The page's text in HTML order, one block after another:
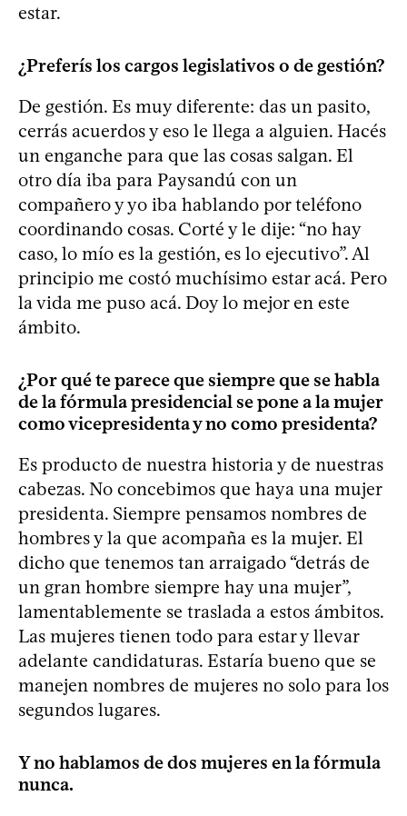
estar.
¿Preferís los cargos legislativos o de gestión?
De gestión. Es muy diferente: das un pasito,
cerrás acuerdos y eso le llega a alguien. Hacés
un enganche para que las cosas salgan. El
otro día iba para Paysandú con un
compañero y yo iba hablando por teléfono
coordinando cosas. Corté y le dije: “no hay
caso, lo mío es la gestión, es lo ejecutivo”. Al
principio me costó muchísimo estar acá. Pero
la vida me puso acá. Doy lo mejor en este
ámbito.
¿Por qué te parece que siempre que se habla
de la fórmula presidencial se pone a la mujer
como vicepresidenta y no como presidenta?
Es producto de nuestra historia y de nuestras
cabezas. No concebimos que haya una mujer
presidenta. Siempre pensamos nombres de
hombres y la que acompaña es la mujer. El
dicho que tenemos tan arraigado “detrás de
un gran hombre siempre hay una mujer”,
lamentablemente se traslada a estos ámbitos.
Las mujeres tienen todo para estar y llevar
adelante candidaturas. Estaría bueno que se
manejen nombres de mujeres no solo para los
segundos lugares.
Y no hablamos de dos mujeres en la fórmula
nunca.